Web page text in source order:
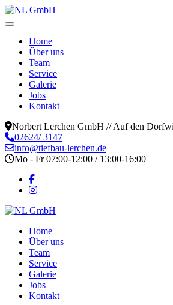
Home
Über uns
Team
Service
Galerie
Jobs
Kontakt
Norbert Lerchen GmbH // Auf den
02624/ 3147
info@tiefbau-lerchen.de
Mo - Fr 07:00-12:00 / 13:00-16:00
Home
Über uns
Team
Service
Galerie
Jobs
Kontakt